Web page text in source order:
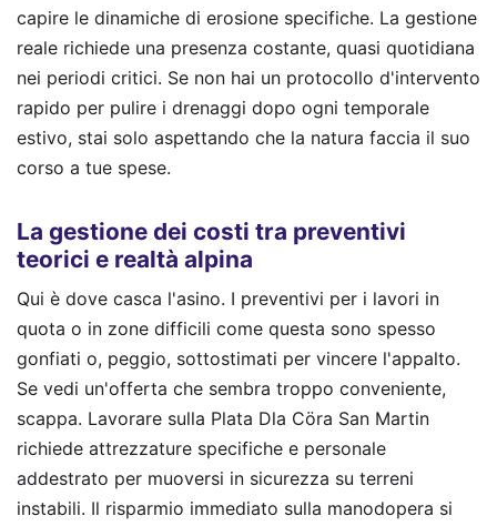
capire le dinamiche di erosione specifiche. La gestione
reale richiede una presenza costante, quasi quotidiana
nei periodi critici. Se non hai un protocollo d'intervento
rapido per pulire i drenaggi dopo ogni temporale
estivo, stai solo aspettando che la natura faccia il suo
corso a tue spese.
La gestione dei costi tra preventivi
teorici e realtà alpina
Qui è dove casca l'asino. I preventivi per i lavori in
quota o in zone difficili come questa sono spesso
gonfiati o, peggio, sottostimati per vincere l'appalto.
Se vedi un'offerta che sembra troppo conveniente,
scappa. Lavorare sulla Plata Dla Cöra San Martin
richiede attrezzature specifiche e personale
addestrato per muoversi in sicurezza su terreni
instabili. Il risparmio immediato sulla manodopera si